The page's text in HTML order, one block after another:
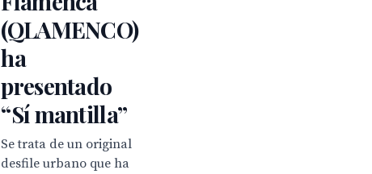
(QLAMENCO)
ha
presentado
“Sí mantilla”
Se trata de un original
desfile urbano que ha